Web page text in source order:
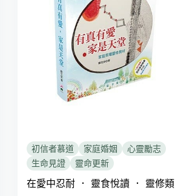
初信者慕道 家庭婚姻
心靈勵志
生命見證
靈命更新
在愛中忍耐 ． 靈食悅讀 ． 靈修類